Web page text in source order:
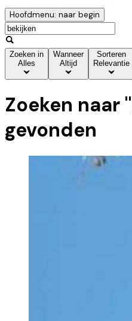
Hoofdmenu: naar begin
Zoeken in
Alles
Wanneer
Altijd
Sorteren
Relevantie
Zoeken naar "
gevonden